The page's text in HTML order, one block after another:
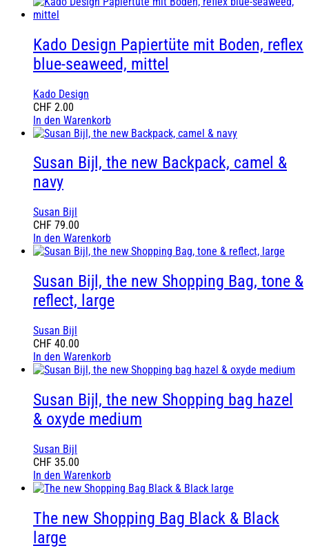
Kado Design Papiertüte mit Boden, reflex
blue-seaweed, mittel
Kado Design
CHF 2.00
In den Warenkorb
Susan Bijl, the new Backpack, camel &
navy
Susan Bijl
CHF 79.00
In den Warenkorb
Susan Bijl, the new Shopping Bag, tone &
reflect, large
Susan Bijl
CHF 40.00
In den Warenkorb
Susan Bijl, the new Shopping bag hazel
& oxyde medium
Susan Bijl
CHF 35.00
In den Warenkorb
The new Shopping Bag Black & Black
large